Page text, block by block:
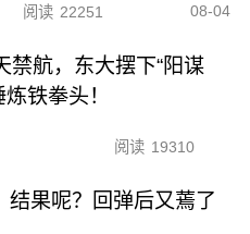
阅读 22251 08-04
禁航，东大摆下“阳谋
铁拳头！
阅读 19310
结果呢？回弹后又蔫了